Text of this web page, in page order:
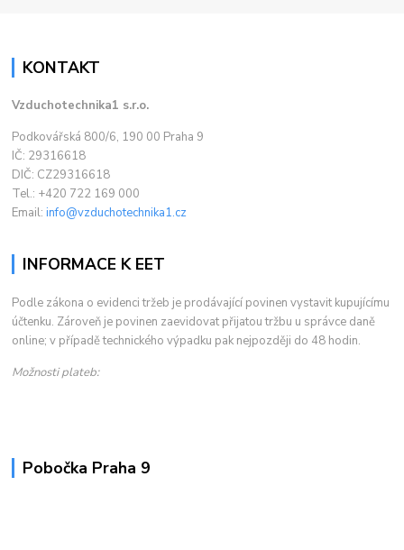
KONTAKT
Vzduchotechnika1 s.r.o.
Podkovářská 800/6, 190 00 Praha 9
IČ: 29316618
DIČ: CZ29316618
Tel.: +420 722 169 000
Email:info@vzduchotechnika1.cz
INFORMACE K EET
Podle zákona o evidenci tržeb je prodávající povinen vystavit kupujícímu
účtenku. Zároveň je povinen zaevidovat přijatou tržbu u správce daně
online; v případě technického výpadku pak nejpozději do 48 hodin.
Možnosti plateb:
Pobočka Praha 9